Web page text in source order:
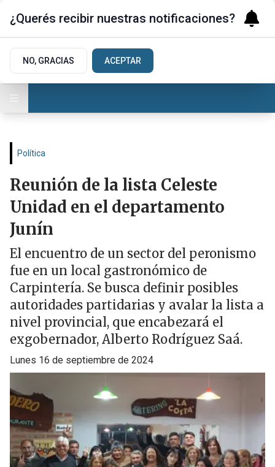
Política
Reunión de la lista Celeste
Unidad en el departamento
Junín
El encuentro de un sector del peronismo
fue en un local gastronómico de
Carpintería. Se busca definir posibles
autoridades partidarias y avalar la lista a
nivel provincial, que encabezará el
exgobernador, Alberto Rodríguez Saá.
lunes 16 de septiembre de 2024
¿Querés recibir nuestras notificaciones?
NO, GRACIAS ACEPTAR